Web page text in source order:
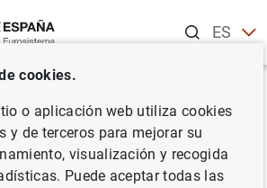
ESEN
del Banco
del ejercicio
cookies.
o aplicación web utiliza cookies
y de terceros para mejorar su
visualización y recogida
Puede aceptar todas las